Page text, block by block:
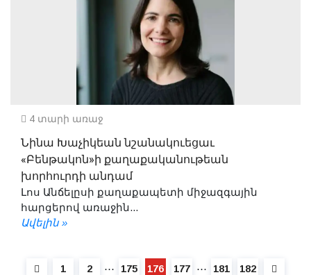
4 տարի առաջ
Նինա Խաչիկեան նշանակուեցաւ
«Բենթակոն»ի քաղաքականութեան
խորհուրդի անդամ
Լոս Անճելըսի քաղաքապետի միջազգային
հարցերով առաջին...
Ավելին »
1 2 ⋯ 175 176 177 ⋯ 181 182